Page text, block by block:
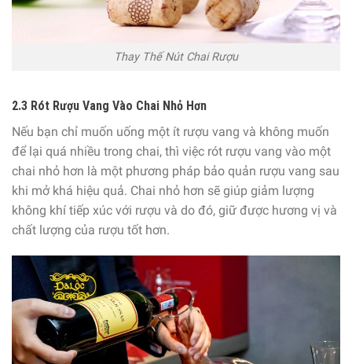
Thay Thế Nút Chai Rượu
2.3 Rót Rượu Vang Vào Chai Nhỏ Hơn
Nếu bạn chỉ muốn uống một ít rượu vang và không muốn
để lại quá nhiều trong chai, thì việc rót rượu vang vào một
chai nhỏ hơn là một phương pháp bảo quản rượu vang sau
khi mở khá hiệu quả. Chai nhỏ hơn sẽ giúp giảm lượng
không khí tiếp xúc với rượu và do đó, giữ được hương vị và
chất lượng của rượu tốt hơn.